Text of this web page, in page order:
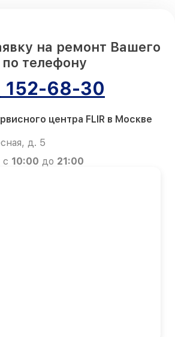
на ремонт Вашего
телефону
152-68-30
центра FLIR в Москве
д. 5
с 10:00 до 21:00